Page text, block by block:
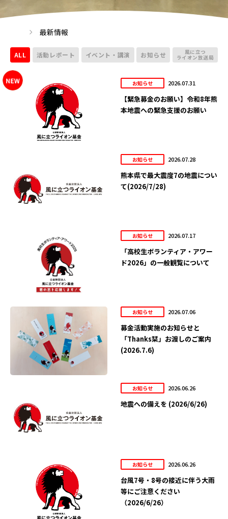
最新情報
ALL 活動レポート イベント・講演 お知らせ 風に立つ
ライオン放送局
お知らせ 2026.07.31
【緊急募金のお願い】令和8年熊
本地震への緊急支援のお願い
お知らせ 2026.07.28
熊本県で最大震度7の地震につい
て(2026/7/28)
お知らせ 2026.07.17
「高校生ボランティア・アワー
ド2026」の一般観覧について
お知らせ 2026.07.06
募金活動実施のお知らせと
「Thanks栞」お渡しのご案内
(2026.7.6)
お知らせ 2026.06.26
地震への備えを (2026/6/26)
お知らせ 2026.06.26
台風7号・8号の接近に伴う大雨
等にご注意ください
（2026/6/26）